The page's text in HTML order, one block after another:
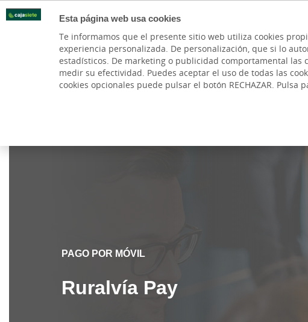
Esta página web usa cookies
Te informamos que el presente sitio web utiliza cookies
experiencia personalizada. De personalización, que si lo
estadísticos. De marketing o publicidad comportamental
medir su efectividad. Puedes aceptar el uso de todas las
cookies opcionales puede pulsar el botón RECHAZAR. Pulsa
PARTICULARES
Cuentas y Tarjetas Hipotecas Préstamos Ahorro e
BANCA PRIVADA
PAGO POR MÓVIL
Ruralvía Pay